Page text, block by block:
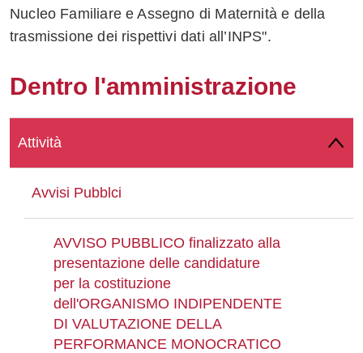
Facebook
su
Whatsapp
Nucleo Familiare e Assegno di Maternità e della
trasmissione dei rispettivi dati all’INPS".
Dentro l'amministrazione
Attività
Avvisi Pubblci
AVVISO PUBBLICO finalizzato alla
presentazione delle candidature
per la costituzione
dell'ORGANISMO INDIPENDENTE
DI VALUTAZIONE DELLA
PERFORMANCE MONOCRATICO